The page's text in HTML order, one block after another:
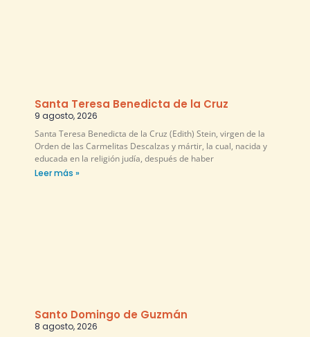
Santa Teresa Benedicta de la Cruz
9 agosto, 2026
Santa Teresa Benedicta de la Cruz (Edith) Stein, virgen de la
Orden de las Carmelitas Descalzas y mártir, la cual, nacida y
educada en la religión judía, después de haber
Leer más »
Santo Domingo de Guzmán
8 agosto, 2026